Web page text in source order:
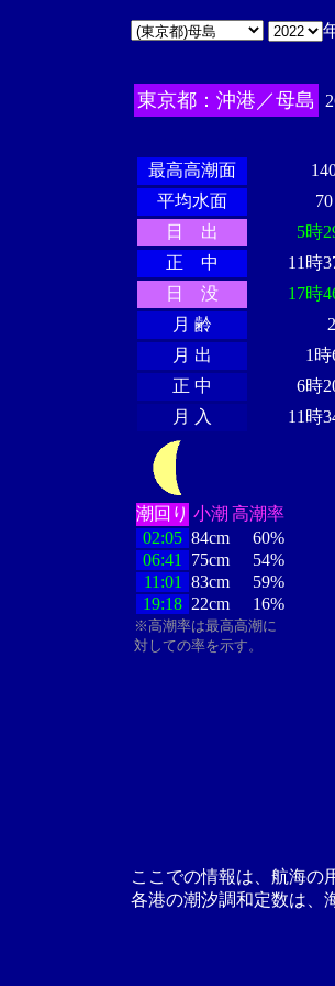
東京都：沖港／母島
最高高潮面
平均水面
日 出
5時
正 中
11時
日 没
17時
月 齢
月 出
1時
正 中
6時
月 入
11時
潮回り 小潮 高潮率
02:05 84cm
60%
06:41
75cm
54%
11:01
83cm
59%
19:18 22cm 16%
※高潮率は最高高潮に
対しての率を示す。
ここでの情報は、航海の
各港の潮汐調和定数は、